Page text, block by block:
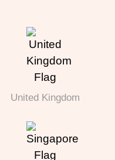
United Kingdom